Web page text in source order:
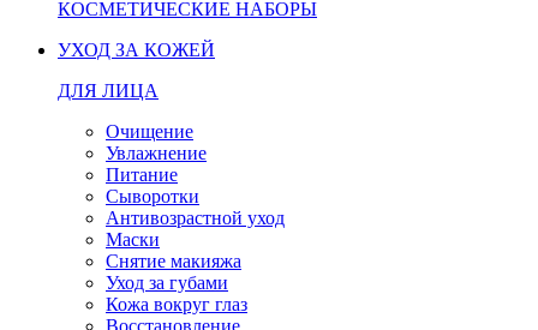
КОСМЕТИЧЕСКИЕ НАБОРЫ
УХОД ЗА КОЖЕЙ
ДЛЯ ЛИЦА
Очищение
Увлажнение
Питание
Сыворотки
Антивозрастной уход
Маски
Снятие макияжа
Уход за губами
Кожа вокруг глаз
Восстановление